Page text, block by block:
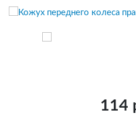
114